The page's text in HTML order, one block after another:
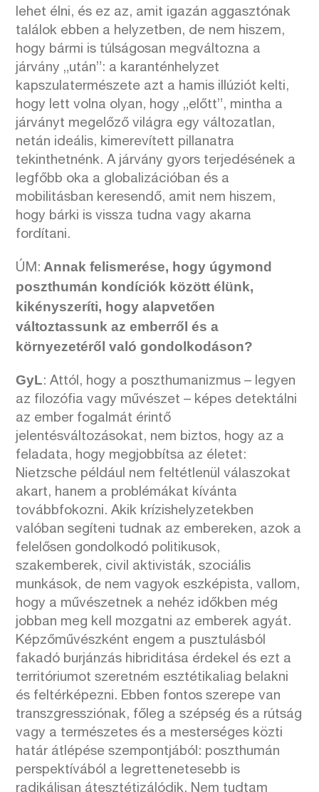
lehet élni, és ez az, amit igazán aggasztónak
találok ebben a helyzetben, de nem hiszem,
hogy bármi is túlságosan megváltozna a
járvány „után”: a karanténhelyzet
kapszulatermészete azt a hamis illúziót kelti,
hogy lett volna olyan, hogy „előtt”, mintha a
járványt megelőző világra egy változatlan,
netán ideális, kimerevített pillanatra
tekinthetnénk. A járvány gyors terjedésének a
legfőbb oka a globalizációban és a
mobilitásban keresendő, amit nem hiszem,
hogy bárki is vissza tudna vagy akarna
fordítani.
ÚM: Annak felismerése, hogy úgymond
poszthumán kondíciók között élünk,
kikényszeríti, hogy alapvetően
változtassunk az emberről és a
környezetéről való gondolkodáson?
GyL: Attól, hogy a poszthumanizmus – legyen
az filozófia vagy művészet – képes detektálni
az ember fogalmát érintő
jelentésváltozásokat, nem biztos, hogy az a
feladata, hogy megjobbítsa az életet:
Nietzsche például nem feltétlenül válaszokat
akart, hanem a problémákat kívánta
továbbfokozni. Akik krízishelyzetekben
valóban segíteni tudnak az embereken, azok a
felelősen gondolkodó politikusok,
szakemberek, civil aktivisták, szociális
munkások, de nem vagyok eszképista, vallom,
hogy a művészetnek a nehéz időkben még
jobban meg kell mozgatni az emberek agyát.
Képzőművészként engem a pusztulásból
fakadó burjánzás hibriditása érdekel és ezt a
territóriumot szeretném esztétikaliag belakni
és feltérképezni. Ebben fontos szerepe van
transzgressziónak, főleg a szépség és a rútság
vagy a természetes és a mesterséges közti
határ átlépése szempontjából: poszthumán
perspektívából a legrettenetesebb is
radikálisan átesztétizálódik. Nem tudtam